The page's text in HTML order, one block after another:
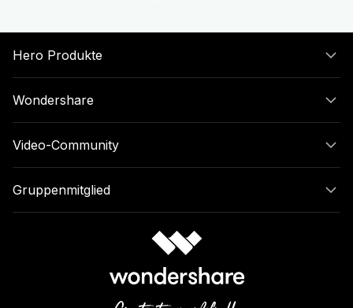
Hero Produkte
Wondershare
Video-Community
Gruppenmitglied